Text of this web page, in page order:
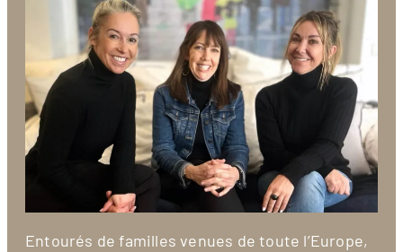
Entourés de familles venues de toute l’Europe,